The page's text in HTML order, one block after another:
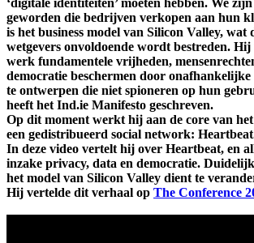
‘digitale identiteiten’ moeten hebben. We
geworden die bedrijven verkopen aan hun
is het business model van Silicon Valley, wat
wetgevers onvoldoende wordt bestreden.
werk fundamentele vrijheden,
democratie beschermen door onafhankelijke
te ontwerpen die niet spioneren op hun
heeft het Ind.ie Manifesto geschreven.
Op dit moment werkt hij aan de core van
een gedistribueerd social network:
In deze video vertelt hij over Heartbeat, en
inzake privacy, data en democratie.
het model van Silicon Valley dient te
Hij vertelde dit verhaal op The Conference